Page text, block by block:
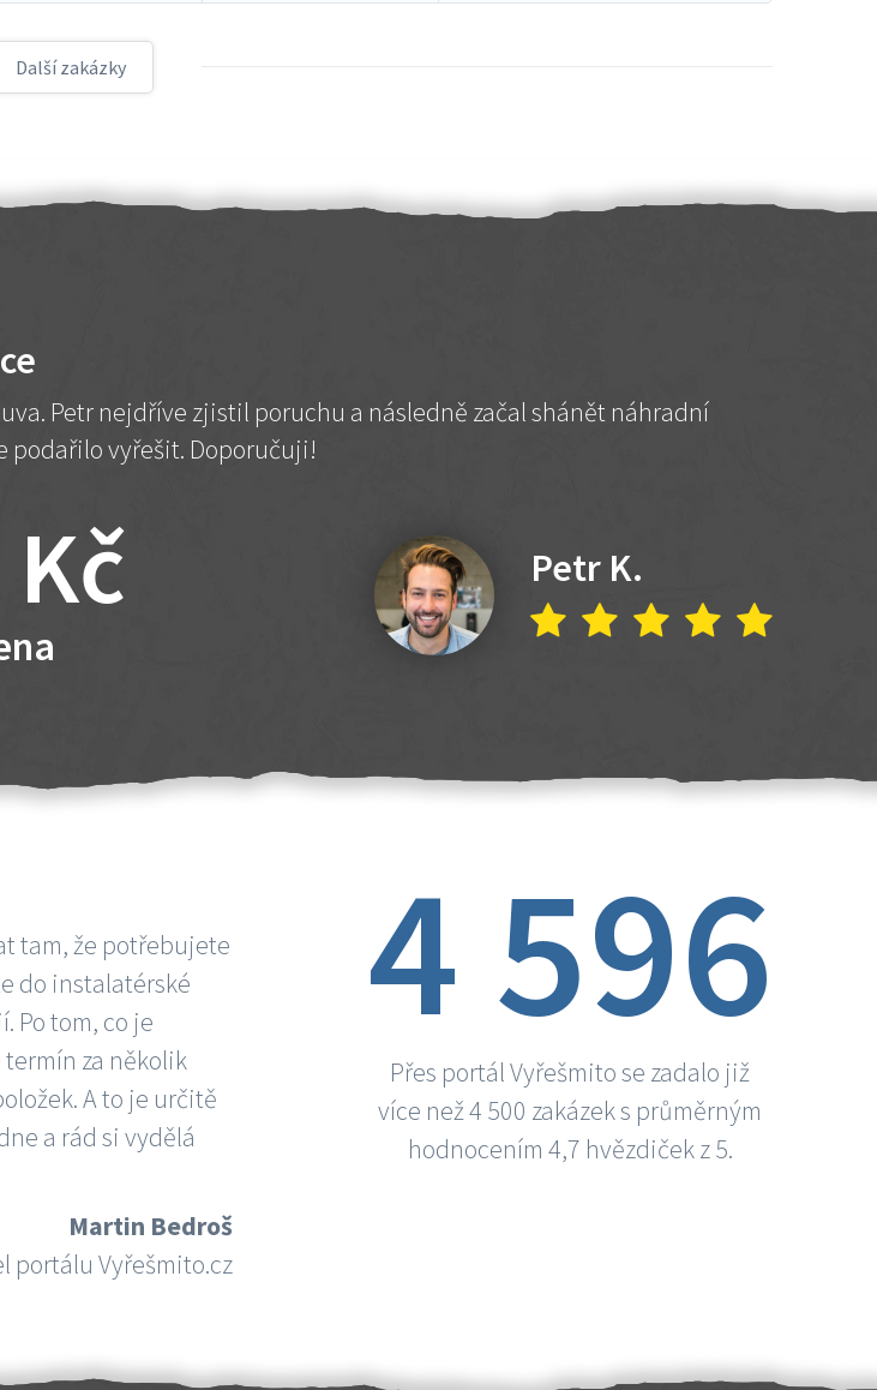
Další zakázky
Petr nejdříve zjistil poruchu a následně začal shánět náhradní
podařilo vyřešit. Doporučuji!
Petr K.
tam, že potřebujete
do instalatérské
Po tom, co je
za několik
A to je určitě
a rád si vydělá
Martin Bedroš
portálu Vyřešmito.cz
4 596
Přes portál Vyřešmito se zadalo již
více než 4 500 zakázek s průměrným
hodnocením 4,7 hvězdiček z 5.